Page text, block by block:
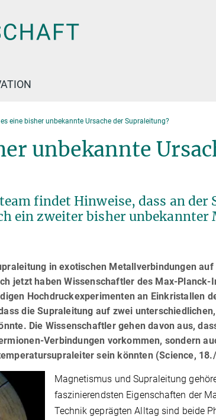
eine bisher unbekannte Ursache der Supraleitung?
unbekannte
findet Hinweise, dass an der
ein zweiter bisher unbekannter
in exotischen Metallverbindungen
jetzt haben Wissenschaftler des Max-
Hochdruckexperimenten an Einkristallen
die Supraleitung auf zwei
Die Wissenschaftler gehen davon aus,
Verbindungen vorkommen, sondern
sein könnten (Science,
Magnetismus und Supraleitung
faszinierendsten Eigenschaften der
Technik geprägten Alltag sind beide